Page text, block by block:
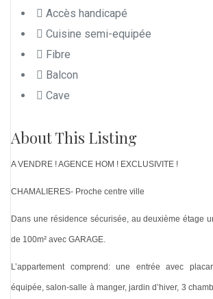
Accès handicapé
Cuisine semi-equipée
Fibre
Balcon
Cave
About This Listing
A VENDRE ! AGENCE HOM ! EXCLUSIVITE !
CHAMALIERES- Proche centre ville
Dans une résidence sécurisée, au deuxième étage
de 100m² avec GARAGE.
L’appartement comprend: une entrée avec
équipée, salon-salle à manger, jardin d’hiver, 3